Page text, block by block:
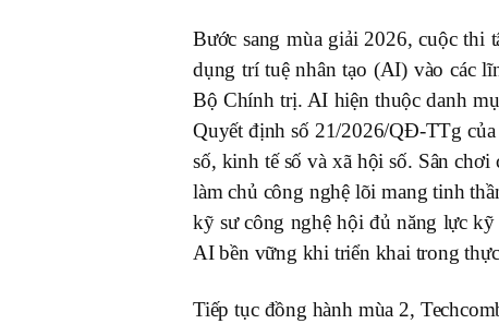
Bước sang mùa giải 2026, cuộc thi
dụng trí tuệ nhân tạo (AI) vào các
Bộ Chính trị. AI hiện thuộc danh
Quyết định số 21/2026/QĐ-TTg
số, kinh tế số và xã hội số. Sân
làm chủ công nghệ lõi mang tinh
kỹ sư công nghệ hội đủ năng lực kỹ
AI bền vững khi triển khai trong
Tiếp tục đồng hành mùa 2,